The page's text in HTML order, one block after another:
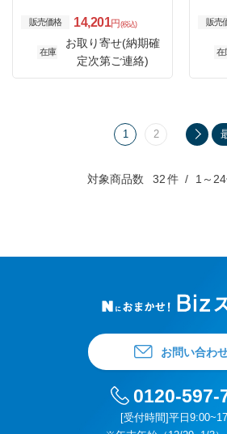
販売価格 14,201円 (税込)
在庫
お取り寄せ(納期確
定次第ご連絡)
販売
在
対象商品数 32件 1～
1 2
お問い合わ
0120-597-
[受付時間]平日